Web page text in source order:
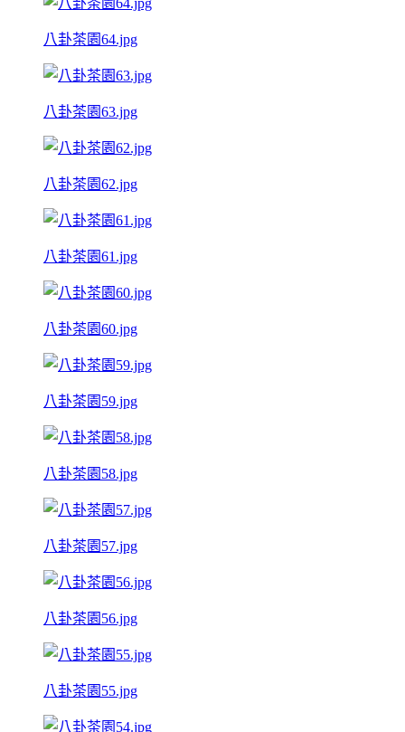
八卦茶園64.jpg
八卦茶園63.jpg
八卦茶園62.jpg
八卦茶園61.jpg
八卦茶園60.jpg
八卦茶園59.jpg
八卦茶園58.jpg
八卦茶園57.jpg
八卦茶園56.jpg
八卦茶園55.jpg